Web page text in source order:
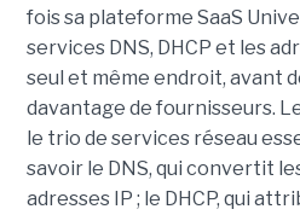
fois sa plateforme SaaS
services DNS, DHCP et les
seul et même endroit, avant
davantage de fournisseurs.
le trio de services réseau
savoir le DNS, qui convertit
adresses IP ; le DHCP, qui